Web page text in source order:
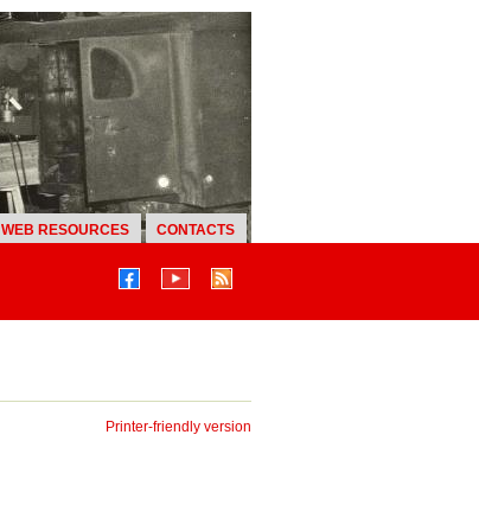
WEB RESOURCES CONTACTS
Printer-friendly version